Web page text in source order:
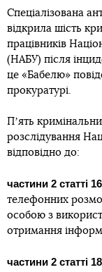
Спеціалізована
відкрила шість
працівників
(НАБУ) після
це «Бабелю»
прокуратурі.
Пʼять
розслідування
відповідно до:
частини 2 статті
телефонних
особою з
отримання
частини 2 статті